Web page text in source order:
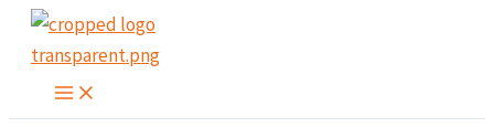
Перейти
содержимому